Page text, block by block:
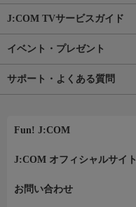
J:COM TVサービスガイド
イベント・プレゼント
サポート・よくある質問
Fun! J:COM
J:COM オフィシャルサイト
お問い合わせ